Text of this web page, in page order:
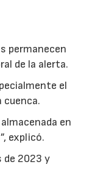
permanecen
de la alerta.
el
cuenca.
en
explicó.
de 2023 y